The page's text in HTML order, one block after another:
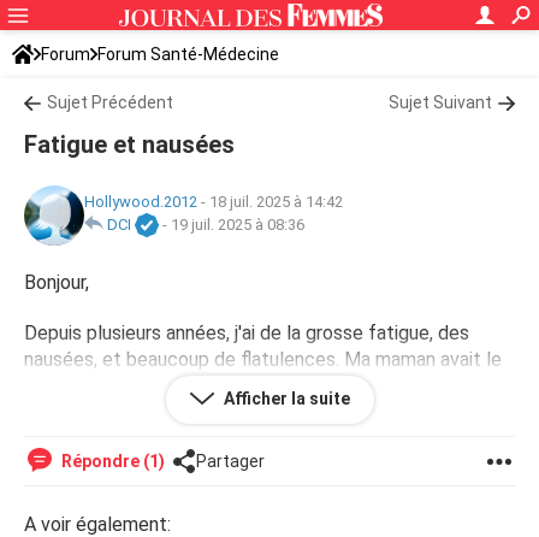
Forum Forum Santé-Médecine
Symptômes et maladies courantes
Sujet Précédent Sujet Suivant
Fatigue et nausées
Hollywood.2012 - 18 juil. 2025 à 14:42
DCI
- 19 juil. 2025 à 08:36
Bonjour,
Depuis plusieurs années, j'ai de la grosse fatigue, des
nausées, et beaucoup de flatulences. Ma maman avait le
même problème. Que conseillez vous ?
Afficher la suite
Répondre (1) Partager
A voir également: